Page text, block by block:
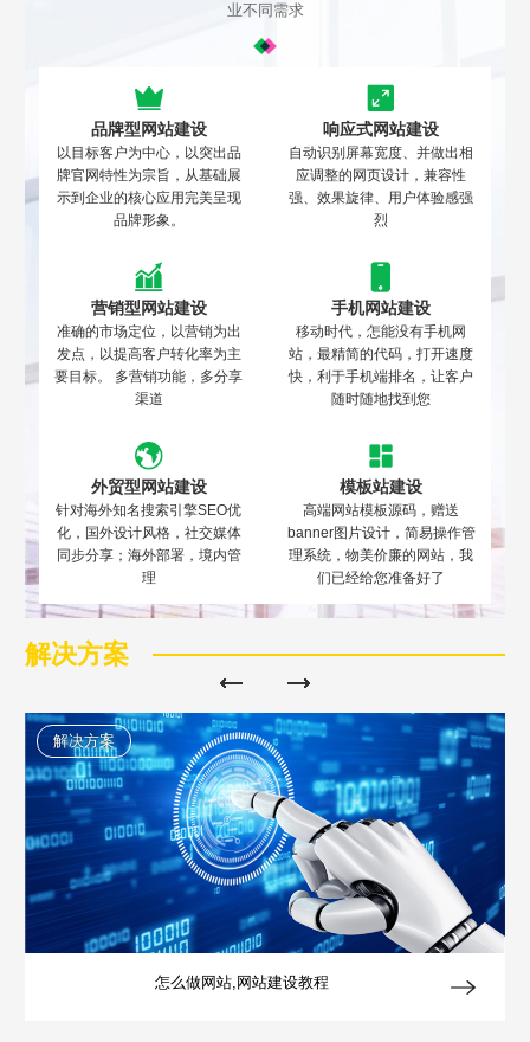
业不同需求
品牌型网站建设
以目标客户为中心，以突出品
牌官网特性为宗旨，从基础展
示到企业的核心应用完美呈现
品牌形象。
响应式网站建设
自动识别屏幕宽度、并做出相
应调整的网页设计，兼容性
强、效果旋律、用户体验感强
烈
营销型网站建设
准确的市场定位，以营销为出
发点，以提高客户转化率为主
要目标。 多营销功能，多分享
渠道
手机网站建设
移动时代，怎能没有手机网
站，最精简的代码，打开速度
快，利于手机端排名，让客户
随时随地找到您
外贸型网站建设
针对海外知名搜索引擎SEO优
化，国外设计风格，社交媒体
同步分享；海外部署，境内管
理
模板站建设
高端网站模板源码，赠送
banner图片设计，简易操作管
理系统，物美价廉的网站，我
们已经给您准备好了
解决方案
解决方案
怎么做网站,网站建设教程
Are you ready?
不怕就请留下您的需求及联系方式，我们会第一时间送上问候的。